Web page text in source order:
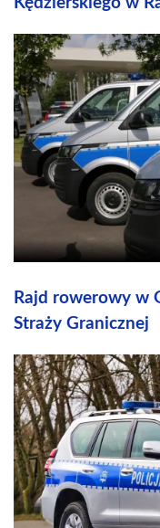
Rajd rowerowy w
Straży Granicznej